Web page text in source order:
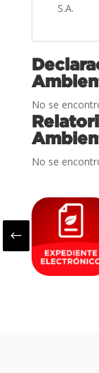
S.A.
No se
No se
#